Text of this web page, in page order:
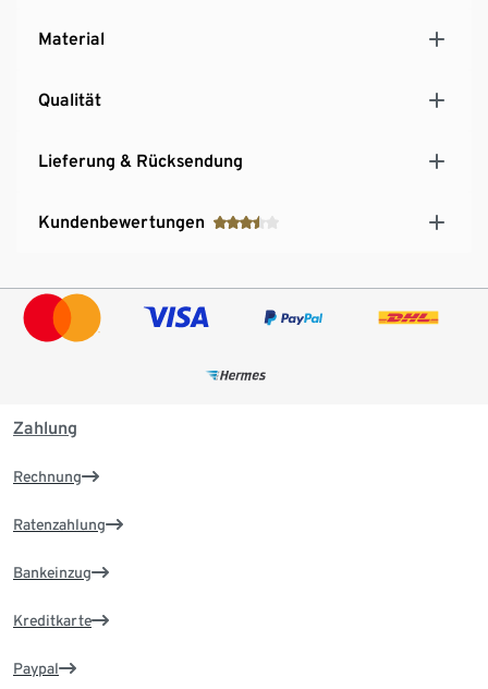
Material
Qualität
Lieferung & Rücksendung
Kundenbewertungen
Zahlung
Rechnung
Ratenzahlung
Bankeinzug
Kreditkarte
Paypal